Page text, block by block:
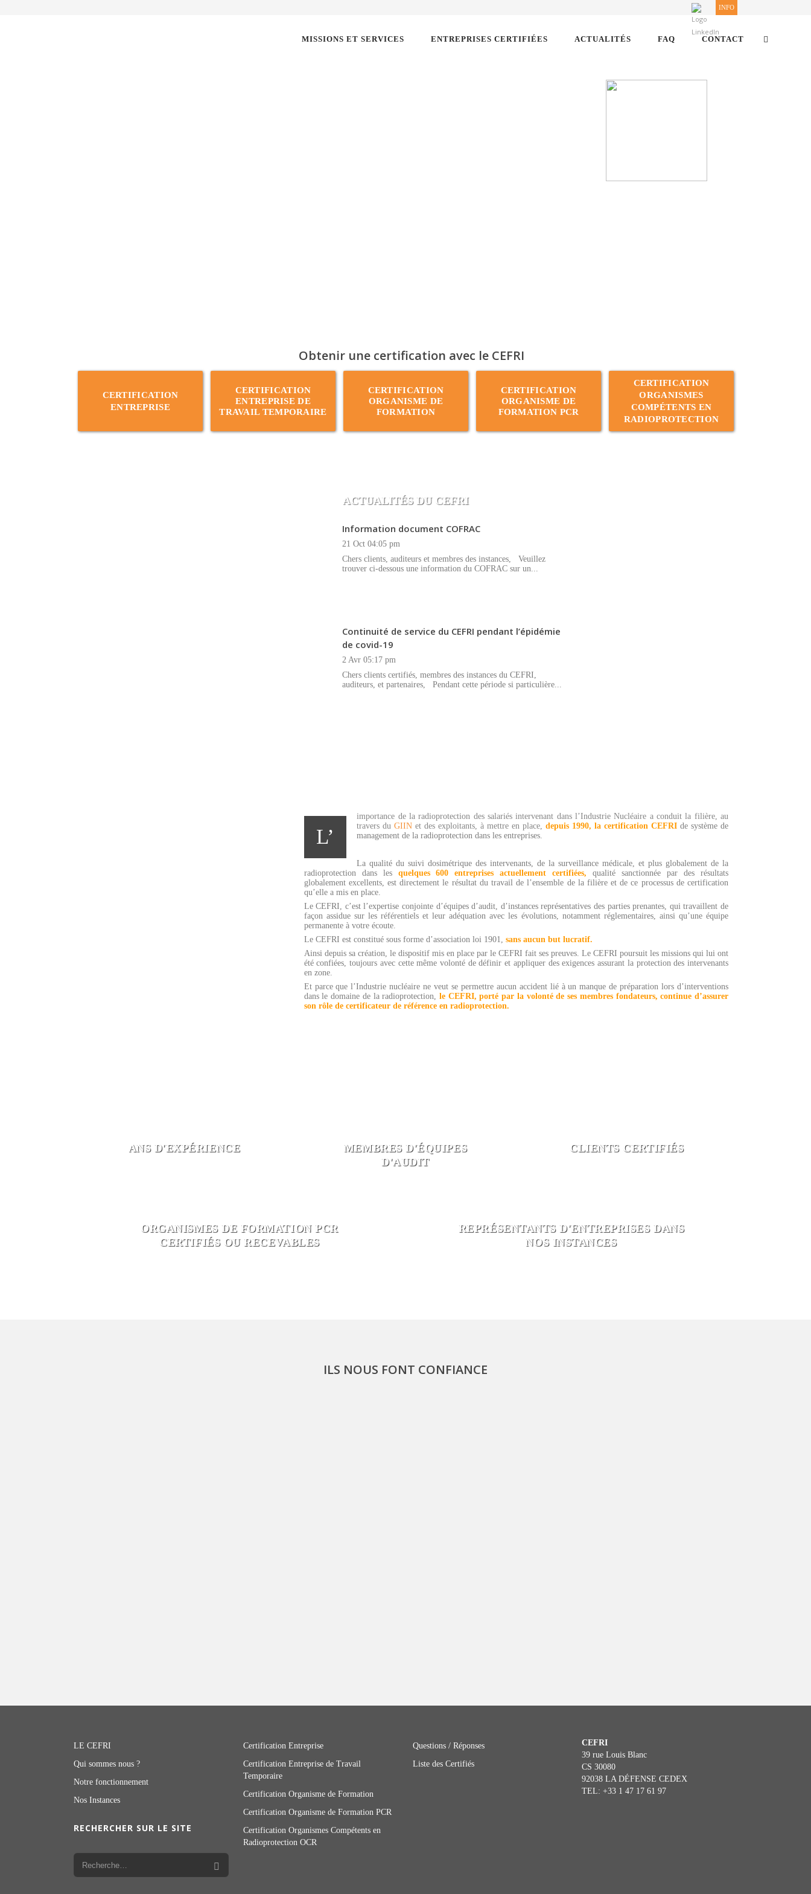
INFO
MISSIONS ET SERVICES ENTREPRISES CERTIFIÉES ACTUALITÉS FAQ CONTACT
Obtenir une certification avec le CEFRI
CERTIFICATION
ENTREPRISE
CERTIFICATION
ENTREPRISE DE
TRAVAIL TEMPORAIRE
CERTIFICATION
ORGANISME DE
FORMATION
CERTIFICATION
ORGANISME DE
FORMATION PCR
CERTIFICATION
ORGANISMES
COMPÉTENTS EN
RADIOPROTECTION
ACTUALITÉS DU CEFRI
Information document COFRAC
21 Oct 04:05 pm
Chers clients, auditeurs et membres des instances, Veuillez
trouver ci-dessous une information du COFRAC sur un...
Continuité de service du CEFRI pendant l’épidémie
de covid-19
2 Avr 05:17 pm
Chers clients certifiés, membres des instances du CEFRI,
auditeurs, et partenaires, Pendant cette période si particulière...
L’
importance de la radioprotection des salariés intervenant dans l’Industrie Nucléaire a conduit la filière, au
travers duGIIN et des exploitants, à mettre en place, depuis 1990, la certification CEFRI de système de
management de la radioprotection dans les entreprises.
La qualité du suivi dosimétrique des intervenants, de la surveillance médicale, et plus globalement de la
radioprotection dans les quelques 600 entreprises actuellement certifiées, qualité sanctionnée par des résultats
globalement excellents, est directement le résultat du travail de l’ensemble de la filière et de ce processus de certification
qu’elle a mis en place.
Le CEFRI, c’est l’expertise conjointe d’équipes d’audit, d’instances représentatives des parties prenantes, qui travaillent de
façon assidue sur les référentiels et leur adéquation avec les évolutions, notamment réglementaires, ainsi qu’une équipe
permanente à votre écoute.
Le CEFRI est constitué sous forme d’association loi 1901, sans aucun but lucratif.
Ainsi depuis sa création, le dispositif mis en place par le CEFRI fait ses preuves. Le CEFRI poursuit les missions qui lui ont
été confiées, toujours avec cette même volonté de définir et appliquer des exigences assurant la protection des intervenants
en zone.
Et parce que l’Industrie nucléaire ne veut se permettre aucun accident lié à un manque de préparation lors d’interventions
dans le domaine de la radioprotection,le CEFRI, porté par la volonté de ses membres fondateurs, continue d’assurer
son rôle de certificateur de référence en radioprotection.
ANS D'EXPÉRIENCE
MEMBRES D'ÉQUIPES
D'AUDIT
CLIENTS CERTIFIÉS
ORGANISMES DE FORMATION PCR
CERTIFIÉS OU RECEVABLES
REPRÉSENTANTS D'ENTREPRISES DANS
NOS INSTANCES
ILS NOUS FONT CONFIANCE
LE CEFRI
Qui sommes nous ?
Notre fonctionnement
Nos Instances
RECHERCHER SUR LE SITE
Certification Entreprise
Certification Entreprise de Travail
Temporaire
Certification Organisme de Formation
Certification Organisme de Formation PCR
Certification Organismes Compétents en
Radioprotection OCR
Questions / Réponses
Liste des Certifiés
CEFRI
39 rue Louis Blanc
CS 30080
92038 LA DÉFENSE CEDEX
TEL: +33 1 47 17 61 97